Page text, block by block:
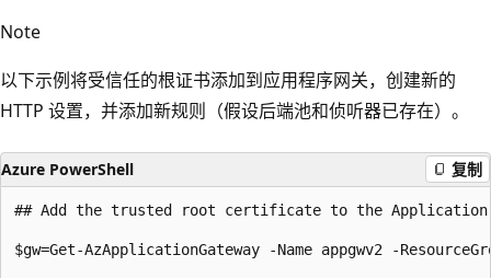
Note
以下示例将受信任的根证书添加到应用程序网关，创建新的
HTTP 设置，并添加新规则（假设后端池和侦听器已存在）。
Azure PowerShell 复制
## Add the trusted root certificate to the Application
$gw=Get-AzApplicationGateway -Name appgwv2 -